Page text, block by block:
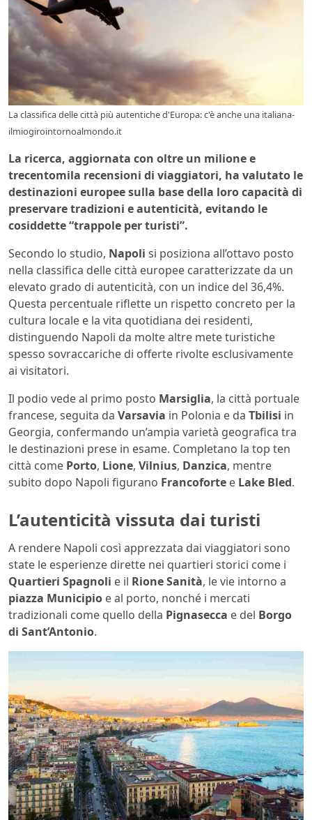
La classifica delle città più autentiche d'Europa: c'è anche una italiana-
ilmiogirointornoalmondo.it
La ricerca, aggiornata con oltre un milione e
trecentomila recensioni di viaggiatori, ha valutato le
destinazioni europee sulla base della loro capacità di
preservare tradizioni e autenticità, evitando le
cosiddette “trappole per turisti”.
Secondo lo studio, Napoli si posiziona all’ottavo posto
nella classifica delle città europee caratterizzate da un
elevato grado di autenticità, con un indice del 36,4%.
Questa percentuale riflette un rispetto concreto per la
cultura locale e la vita quotidiana dei residenti,
distinguendo Napoli da molte altre mete turistiche
spesso sovraccariche di offerte rivolte esclusivamente
ai visitatori.
Il podio vede al primo posto Marsiglia, la città portuale
francese, seguita da Varsavia in Polonia e da Tbilisi in
Georgia, confermando un’ampia varietà geografica tra
le destinazioni prese in esame. Completano la top ten
città come Porto, Lione, Vilnius, Danzica, mentre
subito dopo Napoli figurano Francoforte e Lake Bled.
L’autenticità vissuta dai turisti
A rendere Napoli così apprezzata dai viaggiatori sono
state le esperienze dirette nei quartieri storici come i
Quartieri Spagnoli e il Rione Sanità, le vie intorno a
piazza Municipio e al porto, nonché i mercati
tradizionali come quello della Pignasecca e del Borgo
di Sant’Antonio.